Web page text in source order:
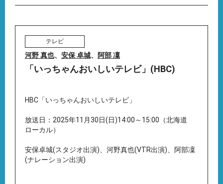
テレビ
河野 真也、 安保 卓城、 阿部 凜
「いっちゃんおいしいテレビ」(HBC)
HBC「いっちゃんおいしいテレビ」
放送日：2025年11月30日(日)14:00～15:00（北海道
ローカル）
安保卓城(スタジオ出演)、河野真也(VTR出演)、阿部凜
(ナレーション出演)